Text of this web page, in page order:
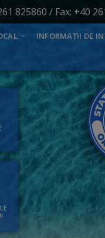
825860 / Fax: +40
INFORMAȚII DE